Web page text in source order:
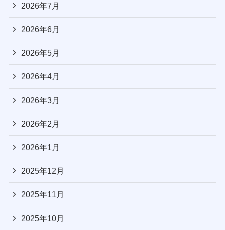
2026年7月
2026年6月
2026年5月
2026年4月
2026年3月
2026年2月
2026年1月
2025年12月
2025年11月
2025年10月